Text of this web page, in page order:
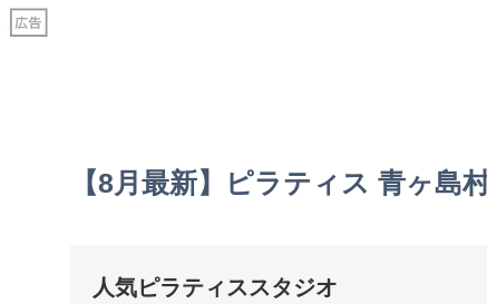
【8月最新】ピラティス 青ヶ島
人気ピラティススタジオ